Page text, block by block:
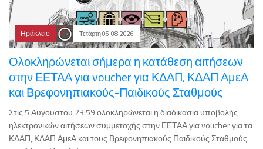
Ηράκλειο Τετάρτη 05.08.2026
Ολοκληρώνεται σήμερα η κατάθεση αιτήσεων
στην ΕΕΤΑΑ για voucher για ΚΔΑΠ, ΚΔΑΠ ΑμεΑ
και Βρεφονηπιακούς-Παιδικούς Σταθμούς
Στις 5 Αυγούστου 23:59 ολοκληρώνεται η διαδικασία υποβολής
ηλεκτρονικών αιτήσεων συμμετοχής στην ΕΕΤΑΑ για voucher για τα
ΚΔΑΠ, ΚΔΑΠ ΑμεΑ και τους Βρεφονηπιακούς Παιδικούς Σταθμούς